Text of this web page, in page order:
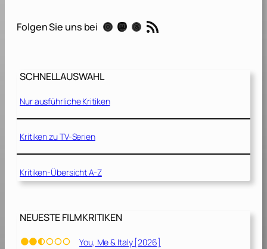
]
[
9
k
t
o
m
a
0
1
]
Folgen Sie uns bei Instagram Mastodon Threads RSS-Feed
SCHNELLAUSWAHL
Nur ausführliche Kritiken
Kritiken zu TV-Serien
Kritiken-Übersicht A-Z
NEUESTE FILMKRITIKEN
You, Me & Italy [2026]